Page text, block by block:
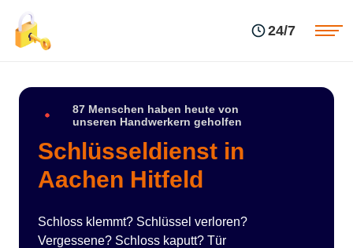
24/7
87 Menschen haben heute von
unseren Handwerkern geholfen
Schlüsseldienst in
Aachen Hitfeld
Schloss klemmt? Schlüssel verloren?
Vergessene? Schloss kaputt? Tür